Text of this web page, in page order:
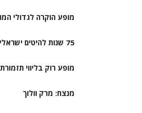
מופע הוקרה לגדולי
75 שנות להיטים ישראלים
מופע רוק בליווי
מנצח: מרק וולוך